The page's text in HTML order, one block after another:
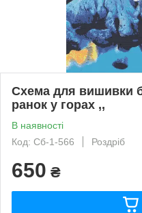
Схема для вишивки
ранок у горах ,,
В наявності
Код: Сб-1-566
Роздріб
650 ₴